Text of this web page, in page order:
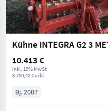
Kühne INTEGRA G2 3
10.413 €
inkl. 19% MwSt
8.750,42 € exkl.
Bj. 2007